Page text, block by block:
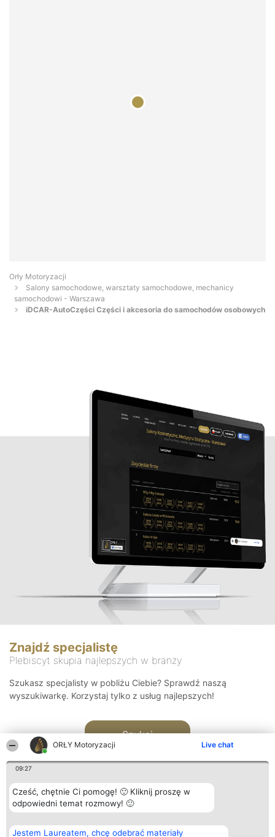
ORŁY Motoryzacji Live chat
09:27
Cześć, chętnie Ci pomogę! 🙂 Kliknij proszę w
odpowiedni temat rozmowy! 🙂
Jestem Laureatem, chcę odebrać materiały
Orły Motoryzacji
Salony samochodowe, warsztaty samochodowe, mechanicy
samochodowi - Warszawa
iDCAR-AutoCzęści Części i akcesoria do samochodów osobowych
Znajdź specjalistę
Plebiscyt skupia najlepszych w branży
Szukasz specjalisty w pobliżu Ciebie? Sprawdź naszą
wyszukiwarkę. Korzystaj tylko z usług najlepszych!
Szukaj
Organizator plebiscytu
Bright Side Solutions sp. z o.
Plebiscyt
Laureaci
Kontakt
Kontakt